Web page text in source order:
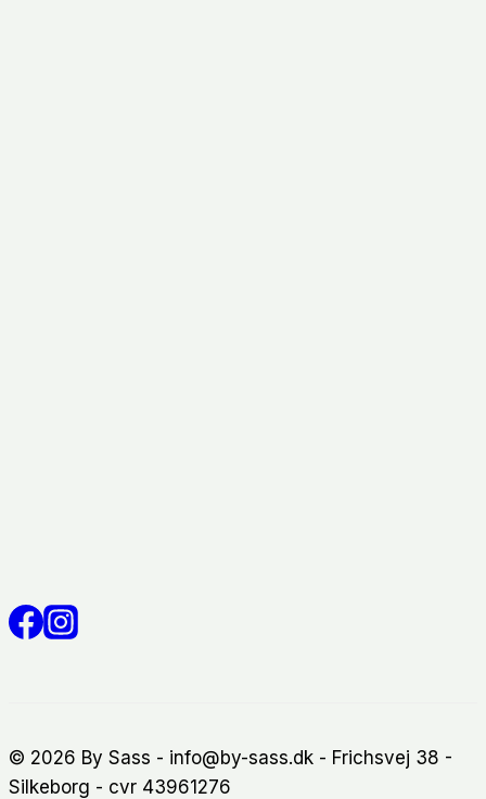
© 2026 By Sass - info@by-sass.dk - Frichsvej 38 -
Silkeborg - cvr 43961276